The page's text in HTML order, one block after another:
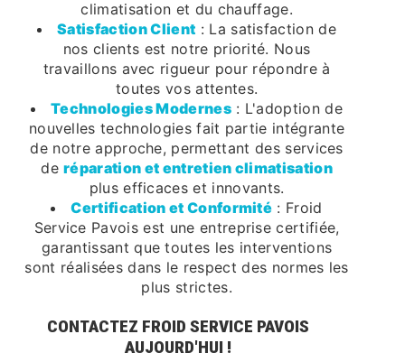
climatisation et du chauffage.
Satisfaction Client : La satisfaction de
nos clients est notre priorité. Nous
travaillons avec rigueur pour répondre à
toutes vos attentes.
Technologies Modernes: L'adoption de
nouvelles technologies fait partie intégrante
de notre approche, permettant des services
deréparation et entretien climatisation
plus efficaces et innovants.
Certification et Conformité : Froid
Service Pavois est une entreprise certifiée,
garantissant que toutes les interventions
sont réalisées dans le respect des normes les
plus strictes.
CONTACTEZ FROID SERVICE PAVOIS
AUJOURD'HUI !